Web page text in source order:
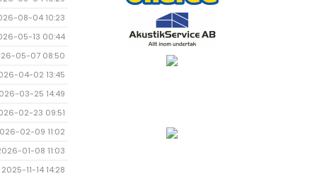
08-04 10:23
05-13 00:44
05-07 08:50
04-02 13:45
03-25 14:49
02-23 09:51
02-09 11:02
01-08 11:03
2025-11-14 14:28